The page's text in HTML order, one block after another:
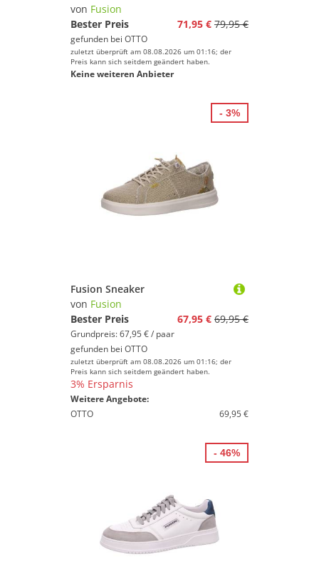
von Fusion
Bester Preis
71,95 € 79,95 €
gefunden bei OTTO
zuletzt überprüft am 08.08.2026 um 01:16; der
Preis kann sich seitdem geändert haben.
Keine weiteren Anbieter
Fusion Sneaker
von Fusion
Bester Preis
67,95 € 69,95 €
Grundpreis: 67,95 € / paar
gefunden bei OTTO
zuletzt überprüft am 08.08.2026 um 01:16; der
Preis kann sich seitdem geändert haben.
3% Ersparnis
Weitere Angebote:
OTTO
69,95 €
- 3%
- 46%